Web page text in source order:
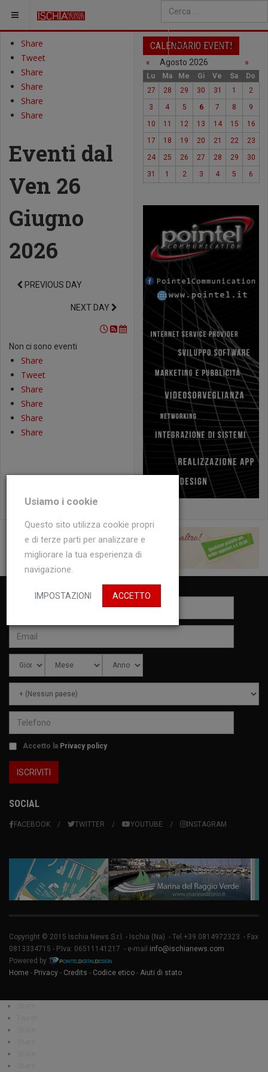
Type 2 or more characters
0 NEW ARTICLES
SEI QUI:
Share
Tweet
Share
Share
Share
Share
Eventi dal
Ven 26
Giugno
2026
PREVIOUS DAY
NEXT DAY
Non ci sono eventi
Share
Tweet
Share
Share
Share
Share
CALENDARIO EVENTI
« Agosto 2026 »
Lu Ma Me Gi Ve Sa
Do
27
28 29 30 31 1
2
3
4 5 6 7 8
9
10
11 12 13 14 15
16
17
18 19 20 21 22
23
24
25 26 27 28 29
30
31
1 2 3 4 5 6
Accetto la Privacy policy
SOCIAL
FACEBOOK TWITTER YOUTUBE INSTAGRAM
Usiamo i cookie
Questo sito utilizza cookie propri
e di terze parti per analizzare e
migliorare la tua esperienza di
navigazione.
IMPOSTAZIONI ACCETTO
Copyright © 2015 Ischia News S.r.l. - Ischia (Na) - Tel.+39 0814972323 - Fax
0813334715 - P.Iva: 06511141217 - e-mail info@ischianews.com
Powered by
Home - Privacy - Credits - Codice etico - Aiuti di stato